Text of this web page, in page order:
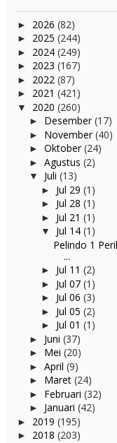
► 2026 (82)
► 2025 (244)
► 2024 (249)
► 2023 (167)
► 2022 (87)
► 2021 (421)
▼ 2020 (260)
► Desember(17)
► November(40)
► Oktober(24)
► Agustus (2)
▼ Juli (13)
► Jul 29 (1)
► Jul 28 (1)
► Jul 21 (1)
▼ Jul 14 (1)
Pelindo 1
...
► Jul 11 (2)
► Jul 07 (1)
► Jul 06 (3)
► Jul 05 (2)
► Jul 01 (1)
► Juni (37)
► Mei (20)
► April (9)
► Maret (24)
► Februari (32)
► Januari (42)
► 2019 (195)
► 2018 (203)